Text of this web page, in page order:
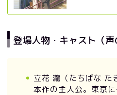
登場人物・キャスト（声
立花 瀧（たちばな た
本作の主人公。東京に